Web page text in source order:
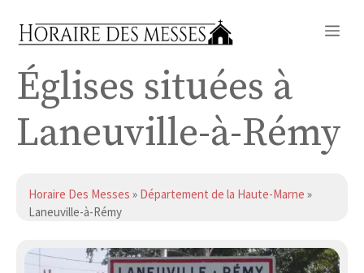
Églises situées à
Laneuville-à-Rémy
Horaire Des Messes » Département de la Haute-Marne »
Laneuville-à-Rémy